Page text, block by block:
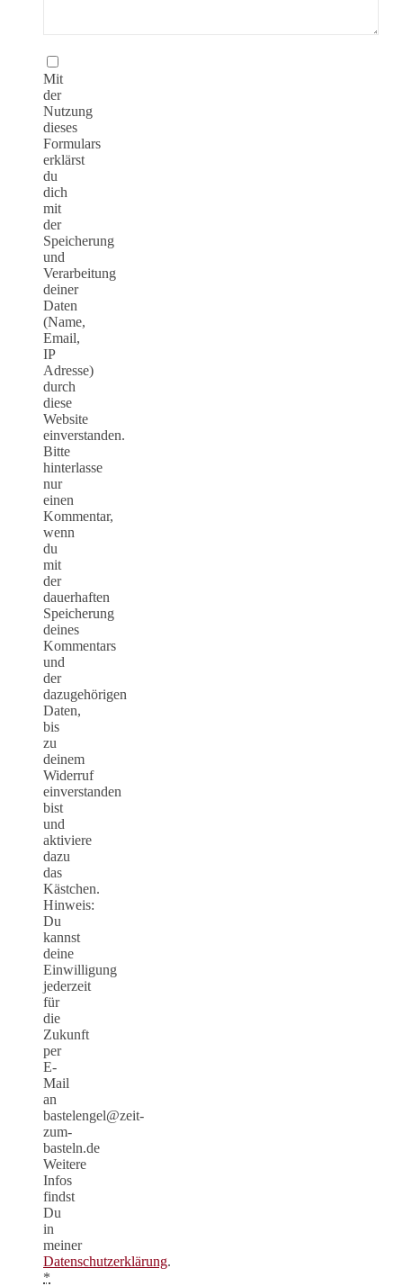
Mit
der
Nutzung
dieses
Formulars
erklärst
du
dich
mit
der
Speicherung
und
Verarbeitung
deiner
Daten
(Name,
Email,
IP
Adresse)
durch
diese
Website
einverstanden.
Bitte
hinterlasse
nur
einen
Kommentar,
wenn
du
mit
der
dauerhaften
Speicherung
deines
Kommentars
und
der
dazugehörigen
Daten,
bis
zu
deinem
Widerruf
einverstanden
bist
und
aktiviere
dazu
das
Kästchen.
Hinweis:
Du
kannst
deine
Einwilligung
jederzeit
für
die
Zukunft
per
E-
Mail
an
bastelengel@zeit-
zum-
basteln.de
Weitere
Infos
findst
Du
in
meiner
Datenschutzerklärung.
*